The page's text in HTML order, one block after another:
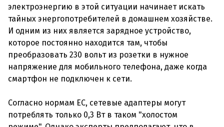
электроэнергию в этой ситуации начинает искать
тайных энергопотребителей в домашнем хозяйстве.
И одним из них является зарядное устройство,
которое постоянно находится там, чтобы
преобразовать 230 вольт из розетки в нужное
напряжение для мобильного телефона, даже когда
смартфон не подключен к сети.
Согласно нормам ЕС, сетевые адаптеры могут
потреблять только 0,3 Вт в таком "холостом